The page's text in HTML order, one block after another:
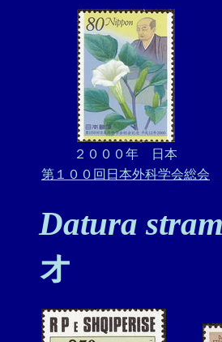
２０００年 日本
第１００回日本外科学会総会
Datura
オ